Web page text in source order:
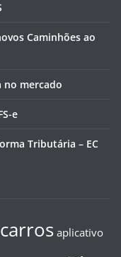
Caminhões ao
no mercado
e
Tributária – EC
aplicativo